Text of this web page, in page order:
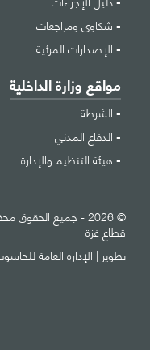
شكاوى ومراجعات
الإصدارات المرئية
مواقع وزارة الداخلية
الشرطة
الدفاع المدني
هيئة التنظيم والإدارة
© 2026 - جميع
قطاع غزة
تطوير | الإدارة العامة